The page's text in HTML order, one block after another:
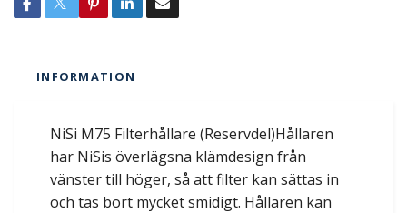
INFORMATION
NiSi M75 Filterhållare (Reservdel)Hållaren
har NiSis överlägsna klämdesign från
vänster till höger, så att filter kan sättas in
och tas bort mycket smidigt. Hållaren kan